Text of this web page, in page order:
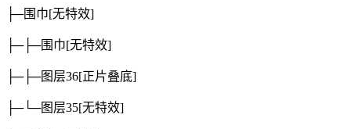
├─围巾[无特效]
├─├─围巾[无特效]
├─├─图层36[正片叠底]
├─└─图层35[无特效]